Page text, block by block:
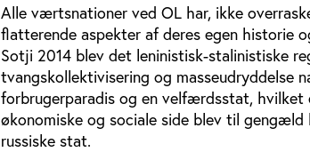
Alle værtsnationer ved OL har, ikke
flatterende aspekter af deres egen historie
Sotji 2014 blev det leninistisk-stalinistiske
tvangskollektivisering og masseudryddelse
forbrugerparadis og en velfærdsstat, hvilket
økonomiske og sociale side blev til
russiske stat.